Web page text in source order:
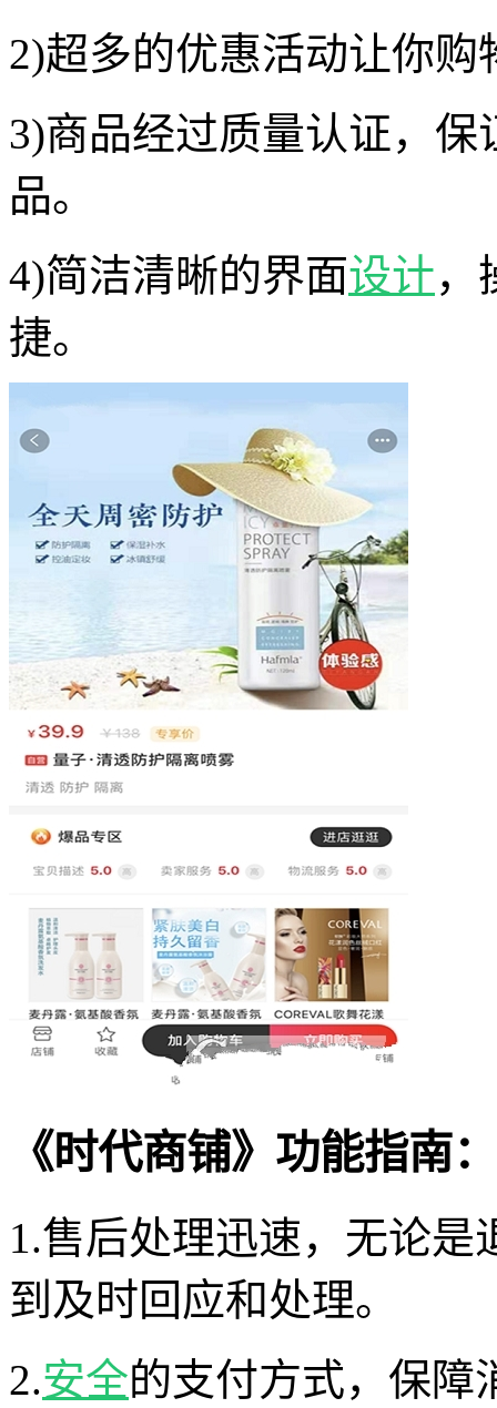
2)超多的优惠活动让你
3)商品经过质量认证，
品。
4)简洁清晰的界面设计，
捷。
《时代商铺》功能指南：
1.售后处理迅速，无论
到及时回应和处理。
2.安全的支付方式，保障